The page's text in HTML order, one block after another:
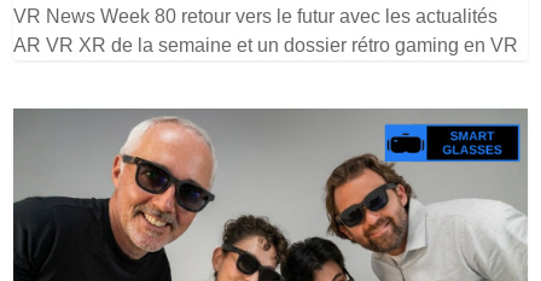
VR News Week 80 retour vers le futur avec les actualités
AR VR XR de la semaine et un dossier rétro gaming en VR